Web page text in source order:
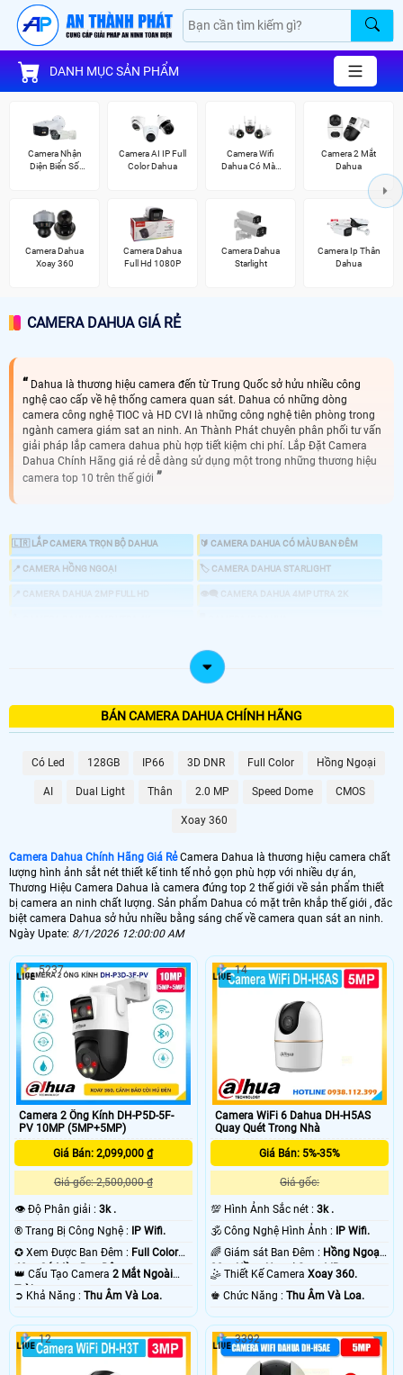
DANH MỤC SẢN PHẨM
Camera Nhận
Diện Biển Số
Camera AI IP Full
Color Dahua
Camera Wifi
Dahua Có Màu
Camera 2 Mắt
Dahua
Camera Dahua
Xoay 360
Camera Dahua
Full Hd 1080P
Camera Dahua
Starlight
Camera Ip Thân
Dahua
CAMERA DAHUA GIÁ RẺ
Dahua là thương hiệu camera đến từ Trung Quốc sở hửu nhiều công
nghệ cao cấp về hệ thống camera quan sát. Dahua có những dòng
camera công nghệ TIOC và HD CVI là những công nghệ tiên phòng trong
ngành camera giám sat an ninh. An Thành Phát chuyên phân phối tư vấn
giải pháp lắp camera dahua phù hợp tiết kiệm chi phí. Lắp Đặt Camera
Dahua Chính Hãng giá rẻ dễ dàng sử dụng một trong những thương hiệu
camera top 10 trên thế giới
🇱🇷 LẮP CAMERA TRỌN BỘ DAHUA 🔰 CAMERA DAHUA CÓ MÀU BAN ĐÊM
📍 CAMERA HỒNG NGOẠI 🏷 CAMERA DAHUA STARLIGHT
📍 CAMERA DAHUA 2MP FULL HD 👁️‍🗨️ CAMERA DAHUA 4MP UTRA 2K
💤 CAMERA AI DAHUA
💑 LẮP CAMERA DAHUA THƯƠNG HIỆU CAMERA CHẤT LƯỢNG
sắt nét công nghệ mới, Với thiết kế mẫu camera luôn theo thời đại rất sang
🌀 Xuất xứ Camera Dahua
Trung Quốc Camera Dahua Chính Hãng
🕹 Công Nghệ Camera Dahua
IP HDanalog HD CVI Camera HD Giá Rẻ
🏠 Gía Camera Dahua Rẻ Nhất
520,000 VNĐ Camera T1A21P
🆗 Chiết Khấu Camera Dahua
50% + Chiết Khấu Camera Dahua
Camera Dahua là một trong những thương hiệu camera có bằng sáng chế về
video nhiều nhất, Với hơn 16.000 nhân viên hoặt động trên 180 quôc gia trên
thoàn thế giói , Chọn Dahua là là lựa chọn cho camera giám sát chất lượng sử
dụng lâu dài và giá thành hợp lý.
BÁN CAMERA DAHUA CHÍNH HÃNG
Có Led 128GB IP66 3D DNR Full Color Hồng Ngoại
AI Dual Light Thân 2.0 MP Speed Dome CMOS
Xoay 360
Camera Dahua Chính Hãng Giá RẻCamera Dahua là thương hiệu camera chất
lượng hình ảnh sắt nét thiết kế tinh tế nhỏ gọn phù hợp với nhiều dự án,
Thương Hiệu Camera Dahua là camera đứng top 2 thế giới về sản phẩm thiết
bị camera an ninh chất lượng. Sản phẩm Dahua có mặt trên khắp thế giới , đăc
biệt camera Dahua sở hửu nhiều bằng sáng chế về camera quan sát an ninh.
Ngày Upate: 8/1/2026 12:00:00 AM
Camera 2 Ống Kính DH-P5D-5F-
PV 10MP (5MP+5MP)
Giá Bán: 2,099,000 ₫
Giá gốc: 2,500,000 ₫
👁 Độ Phân giải : 3k .
®️ Trang Bị Công Nghệ :
IP Wifi.
✪ Xem Được Ban Đêm : Full Color
40m Có Màu Ban Ðêm.
👑 Cấu Tạo Camera 2 Mắt Ngoài
Trời.
️➲ Khả Năng : Thu Âm Và Loa.
5237
Camera WiFi 6 Dahua DH-H5AS
Quay Quét Trong Nhà
Giá Bán: 5%-35%
Giá gốc:
💯 Hình Ảnh Sắc nét :3k .
🕉️ Công Nghệ Hình Ảnh :
IP Wifi.
🌈 Giám sát Ban Đêm : Hồng Ngoại
20m Hồng Ngoại Smart IR.
🤹 Thiết Kế CameraXoay 360.
️♚ Chức Năng :Thu Âm Và Loa.
14
12 3392